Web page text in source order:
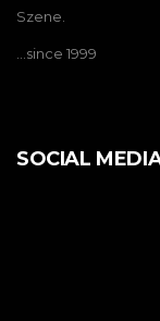
Szene.
…since 1999
SOCIAL